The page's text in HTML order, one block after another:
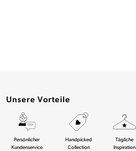
Unsere Vorteile
Persönlicher
Kundenservice
Handpicked
Collection
Tägliche
Inspiration